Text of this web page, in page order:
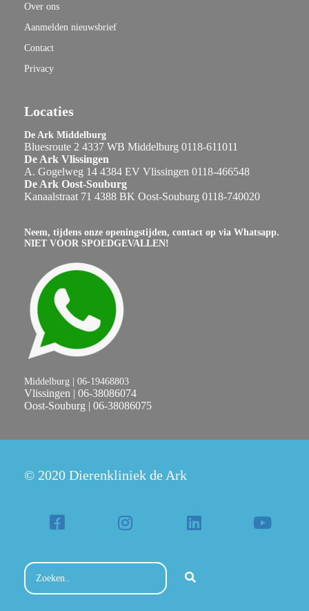
Over ons
Aanmelden nieuwsbrief
Contact
Privacy
Locaties
De Ark Middelburg
Bluesroute 2 4337 WB Middelburg 0118-611011
De Ark Vlissingen
A. Gogelweg 14 4384 EV Vlissingen 0118-466548
De Ark Oost-Souburg
Kanaalstraat 71 4388 BK Oost-Souburg 0118-740020
Neem, tijdens onze openingstijden, contact op via Whatsapp.
NIET VOOR SPOEDGEVALLEN!
Middelburg | 06-19468803
Vlissingen | 06-38086074
Oost-Souburg | 06-38086075
© 2020 Dierenkliniek de Ark